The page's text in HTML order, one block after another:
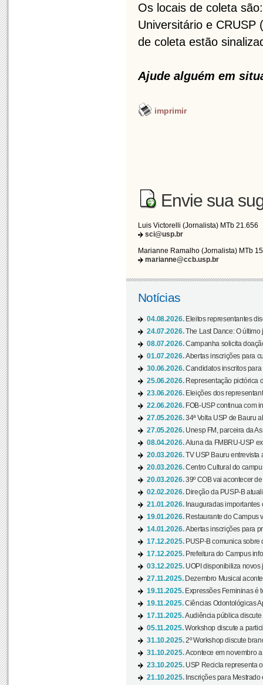
Os locais de coleta
Universitário e
de coleta estão
Ajude alguém em
imprimir
Envie sua
Luis Victorelli (Jornalista) MTb 21.656
sci@usp.br
Marianne Ramalho (Jornalista) MTb
marianne@ccb.usp.br
Notícias
04.08.2026. Eleitos representantes
24.07.2026.The Last Dance: O
08.07.2026.Campanha solicita
01.07.2026.Abertas inscrições para
30.06.2026.Candidatos inscritos
25.06.2026. Representação pictórica
23.06.2026. Eleições dos
22.06.2026. FOB-USP continua com
27.05.2026.34ª Volta USP de Bauru
27.05.2026. Unesp FM, parceira da
08.04.2026.Aluna da FMBRU-USP
20.03.2026.TV USP Bauru entrevista
20.03.2026.Centro Cultural do
20.03.2026.39º COB vai acontecer
02.02.2026. Direção da PUSP-B
21.01.2026. Inauguradas
19.01.2026. Restaurante do Campus
14.01.2026.Abertas inscrições para
17.12.2025. PUSP-B comunica sobre
17.12.2025. Prefeitura do Campus
03.12.2025. UOPI disponibiliza novos
27.11.2025. Dezembro Musical
19.11.2025. Expressões Femininas é
19.11.2025.Ciências Odontológicas
17.11.2025.Audiência pública
05.11.2025.Workshop discute a
31.10.2025.2º Workshop discute
31.10.2025.Acontece em novembro
23.10.2025. USP Recicla representa
21.10.2025. Inscrições para